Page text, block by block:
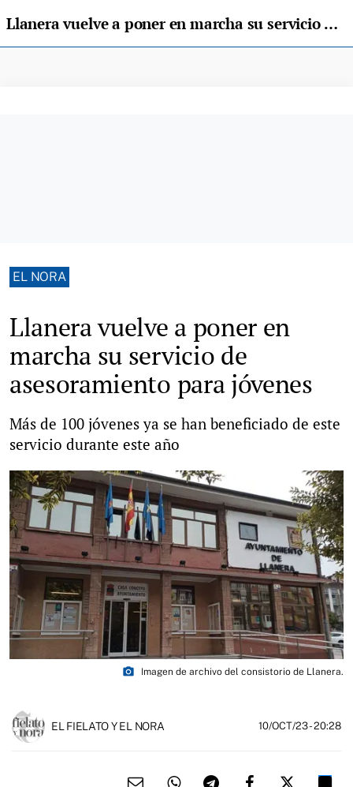
Llanera vuelve a poner en marcha su servicio de asesoramiento para jóvenes
EL NORA
Llanera vuelve a poner en
marcha su servicio de
asesoramiento para jóvenes
Más de 100 jóvenes ya se han beneficiado de este
servicio durante este año
photo_camera Imagen de archivo del consistorio de Llanera.
EL FIELATO Y EL NORA 10/OCT/23- 20:28